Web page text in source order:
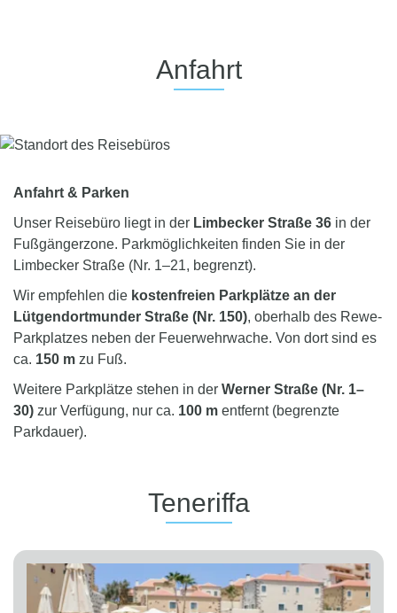
Anfahrt
Anfahrt & Parken
Unser Reisebüro liegt in der Limbecker Straße 36 in der
Fußgängerzone. Parkmöglichkeiten finden Sie in der
Limbecker Straße (Nr. 1–21, begrenzt).
Wir empfehlen die kostenfreien Parkplätze an der
Lütgendortmunder Straße (Nr. 150), oberhalb des Rewe-
Parkplatzes neben der Feuerwehrwache. Von dort sind es
ca. 150 m zu Fuß.
Weitere Parkplätze stehen in der Werner Straße (Nr. 1–
30) zur Verfügung, nur ca. 100 m entfernt (begrenzte
Parkdauer).
Teneriffa